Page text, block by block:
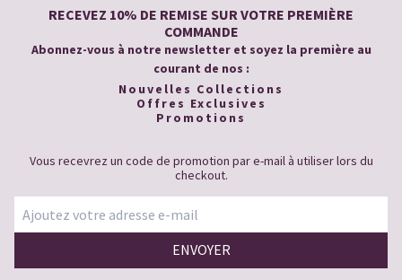
RECEVEZ 10% DE REMISE SUR VOTRE PREMIÈRE
COMMANDE
Abonnez-vous à notre newsletter et soyez la première au
courant de nos :
Nouvelles Collections
Offres Exclusives
Promotions
Vous recevrez un code de promotion par e-mail à utiliser lors du
checkout.